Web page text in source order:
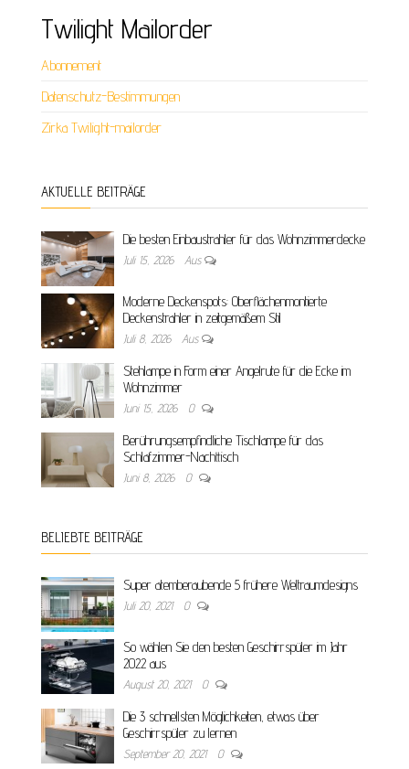
Twilight Mailorder
Abonnement
Datenschutz-Bestimmungen
Zirka Twilight-mailorder
AKTUELLE BEITRÄGE
Die besten Einbaustrahler für das Wohnzimmerdecke
Juli 15, 2026 Aus
Moderne Deckenspots: Oberflächenmontierte
Deckenstrahler in zeitgemäßem Stil
Juli 8, 2026 Aus
Stehlampe in Form einer Angelrute für die Ecke im
Wohnzimmer
Juni 15, 2026 0
Berührungsempfindliche Tischlampe für das
Schlafzimmer-Nachttisch
Juni 8, 2026 0
BELIEBTE BEITRÄGE
Super atemberaubende 5 frühere Weltraumdesigns
Juli 20, 2021 0
So wählen Sie den besten Geschirrspüler im Jahr
2022 aus
August 20, 2021 0
Die 3 schnellsten Möglichkeiten, etwas über
Geschirrspüler zu lernen
September 20, 2021 0